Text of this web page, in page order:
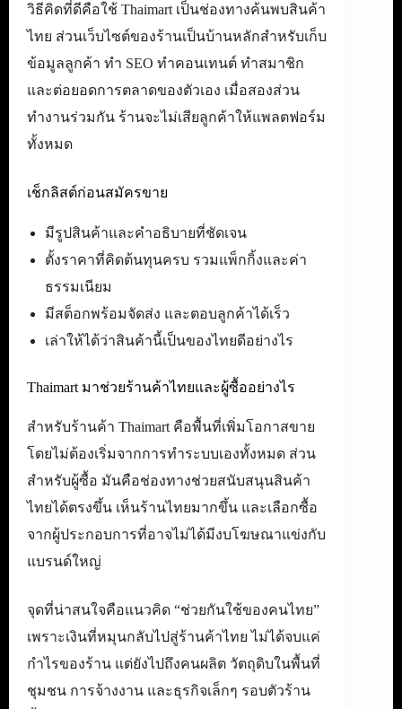
วิธีคิดที่ดีคือใช้ Thaimart เป็นช่องทางค้นพบสินค้า
ไทย ส่วนเว็บไซต์ของร้านเป็นบ้านหลักสำหรับเก็บ
ข้อมูลลูกค้า ทำ SEO ทำคอนเทนต์ ทำสมาชิก
และต่อยอดการตลาดของตัวเอง เมื่อสองส่วน
ทำงานร่วมกัน ร้านจะไม่เสียลูกค้าให้แพลตฟอร์ม
ทั้งหมด
เช็กลิสต์ก่อนสมัครขาย
มีรูปสินค้าและคำอธิบายที่ชัดเจน
ตั้งราคาที่คิดต้นทุนครบ รวมแพ็กกิ้งและค่า
ธรรมเนียม
มีสต็อกพร้อมจัดส่ง และตอบลูกค้าได้เร็ว
เล่าให้ได้ว่าสินค้านี้เป็นของไทยดีอย่างไร
Thaimart มาช่วยร้านค้าไทยและผู้ซื้ออย่างไร
สำหรับร้านค้า Thaimart คือพื้นที่เพิ่มโอกาสขาย
โดยไม่ต้องเริ่มจากการทำระบบเองทั้งหมด ส่วน
สำหรับผู้ซื้อ มันคือช่องทางช่วยสนับสนุนสินค้า
ไทยได้ตรงขึ้น เห็นร้านไทยมากขึ้น และเลือกซื้อ
จากผู้ประกอบการที่อาจไม่ได้มีงบโฆษณาแข่งกับ
แบรนด์ใหญ่
จุดที่น่าสนใจคือแนวคิด “ช่วยกันใช้ของคนไทย”
เพราะเงินที่หมุนกลับไปสู่ร้านค้าไทย ไม่ได้จบแค่
กำไรของร้าน แต่ยังไปถึงคนผลิต วัตถุดิบในพื้นที่
ชุมชน การจ้างงาน และธุรกิจเล็กๆ รอบตัวร้าน